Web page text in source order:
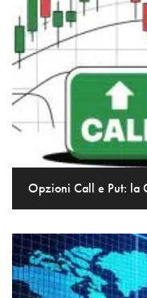
Opzioni Call e Put: la